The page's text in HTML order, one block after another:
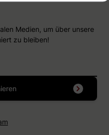
Medien, um über unsere
zu bleiben!